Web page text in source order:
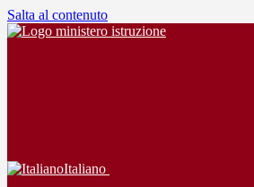
Salta al contenuto
Italiano